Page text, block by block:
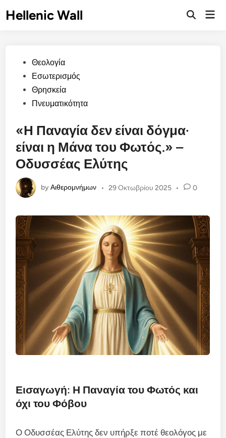
toHellenic Wall
Open
PostedΘεολογία
Εσωτερισμός
Θρησκεία
Πνευματικότητα
«Η Παναγία δεν είναι δόγμα·
είναι η Μάνα του Φωτός.» –
Οδυσσέας Ελύτης
byΑιθερομνήμων • 29 Οκτωβρίου 2025 • 0
Εισαγωγή: Η Παναγία του Φωτός και
όχι του Φόβου
Ο Οδυσσέας Ελύτης δεν υπήρξε ποτέ θεολόγος με